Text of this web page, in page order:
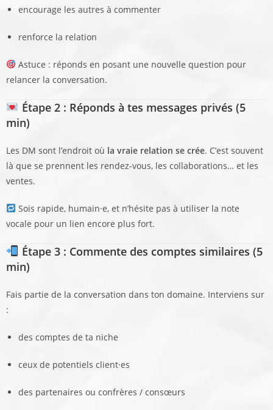
encourage les autres à commenter
renforce la relation
Astuce : réponds en posant une nouvelle question pour
relancer la conversation.
Étape 2 : Réponds à tes messages privés (5
min)
Les DM sont l’endroit où la vraie relation se crée. C’est souvent
là que se prennent les rendez-vous, les collaborations… et les
ventes.
Sois rapide, humain·e, et n’hésite pas à utiliser la note
vocale pour un lien encore plus fort.
Étape 3 : Commente des comptes similaires (5
min)
Fais partie de la conversation dans ton domaine. Interviens sur
:
des comptes de ta niche
ceux de potentiels client·es
des partenaires ou confrères / consœurs